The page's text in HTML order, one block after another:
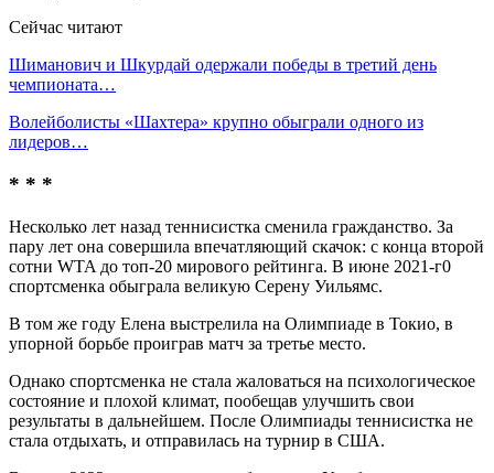
Сейчас читают
Шиманович и Шкурдай одержали победы в третий день
чемпионата…
Волейболисты «Шахтера» крупно обыграли одного из
лидеров…
* * *
Несколько лет назад теннисистка сменила гражданство. За
пару лет она совершила впечатляющий скачок: с конца второй
сотни WTA до топ-20 мирового рейтинга. В июне 2021-г0
спортсменка обыграла великую Серену Уильямс.
В том же году Елена выстрелила на Олимпиаде в Токио, в
упорной борьбе проиграв матч за третье место.
Однако спортсменка не стала жаловаться на психологическое
состояние и плохой климат, пообещав улучшить свои
результаты в дальнейшем. После Олимпиады теннисистка не
стала отдыхать, и отправилась на турнир в США.